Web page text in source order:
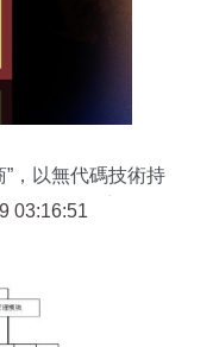
，以無代碼技術持
網絡工程創新
03:16:51